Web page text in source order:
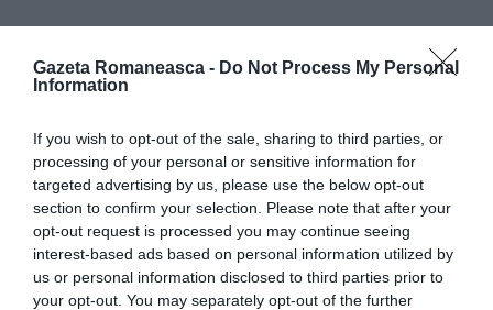
Gazeta Romaneasca - Do Not Process My Personal
Information
If you wish to opt-out of the sale, sharing to third parties, or
processing of your personal or sensitive information for
targeted advertising by us, please use the below opt-out
section to confirm your selection. Please note that after your
opt-out request is processed you may continue seeing
interest-based ads based on personal information utilized by
us or personal information disclosed to third parties prior to
your opt-out. You may separately opt-out of the further
ar fi putut să-i primească românii din străinătate
care se întorc. Aveți o variantă actualizată a
acestei promisiuni?
«A, erau bani europene, nu erau promisiune, s-a și
întâmplat. Cred că trebuie să găsim pe lângă